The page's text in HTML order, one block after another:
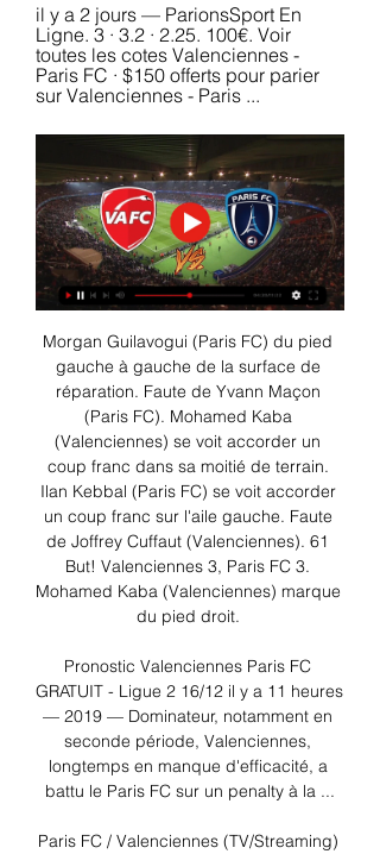
il y a 2 jours — ParionsSport En
Ligne. 3 · 3.2 · 2.25. 100€. Voir
toutes les cotes Valenciennes -
Paris FC · $150 offerts pour parier
sur Valenciennes - Paris ...
Morgan Guilavogui (Paris FC) du pied
gauche à gauche de la surface de
réparation. Faute de Yvann Maçon
(Paris FC). Mohamed Kaba
(Valenciennes) se voit accorder un
coup franc dans sa moitié de terrain.
Ilan Kebbal (Paris FC) se voit accorder
un coup franc sur l'aile gauche. Faute
de Joffrey Cuffaut (Valenciennes). 61
But! Valenciennes 3, Paris FC 3.
Mohamed Kaba (Valenciennes) marque
du pied droit.
Pronostic Valenciennes Paris FC
GRATUIT - Ligue 2 16/12 il y a 11 heures
— 2019 — Dominateur, notamment en
seconde période, Valenciennes,
longtemps en manque d'efficacité, a
battu le Paris FC sur un penalty à la ...
Paris FC / Valenciennes (TV/Streaming)